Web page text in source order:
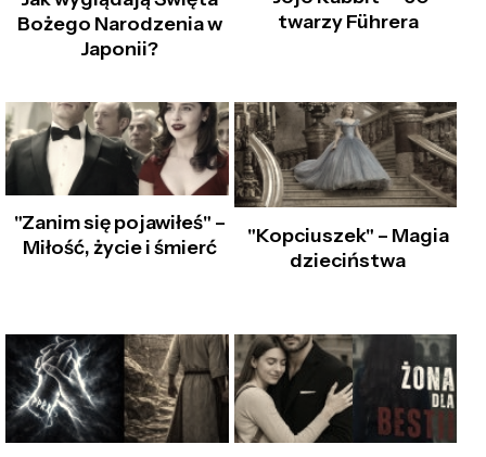
Bożego Narodzenia w
Japonii?
twarzy Führera
"Zanim się pojawiłeś" –
Miłość, życie i śmierć
"Kopciuszek" – Magia
dzieciństwa